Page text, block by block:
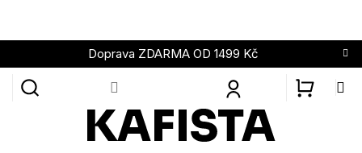
obsah
Doprava ZDARMA OD 1499 Kč